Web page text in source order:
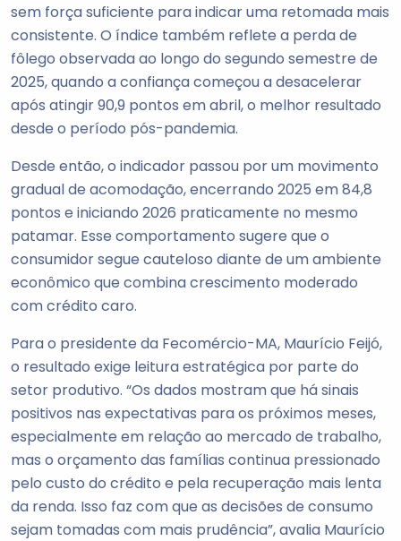
sem força suficiente para indicar uma retomada mais
consistente. O índice também reflete a perda de
fôlego observada ao longo do segundo semestre de
2025, quando a confiança começou a desacelerar
após atingir 90,9 pontos em abril, o melhor resultado
desde o período pós-pandemia.
Desde então, o indicador passou por um movimento
gradual de acomodação, encerrando 2025 em 84,8
pontos e iniciando 2026 praticamente no mesmo
patamar. Esse comportamento sugere que o
consumidor segue cauteloso diante de um ambiente
econômico que combina crescimento moderado
com crédito caro.
Para o presidente da Fecomércio-MA, Maurício Feijó,
o resultado exige leitura estratégica por parte do
setor produtivo. “Os dados mostram que há sinais
positivos nas expectativas para os próximos meses,
especialmente em relação ao mercado de trabalho,
mas o orçamento das famílias continua pressionado
pelo custo do crédito e pela recuperação mais lenta
da renda. Isso faz com que as decisões de consumo
sejam tomadas com mais prudência”, avalia Maurício